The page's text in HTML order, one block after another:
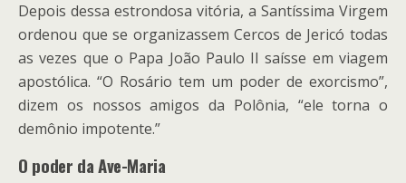
Depois dessa estrondosa vitória, a Santíssima Virgem
ordenou que se organizassem Cercos de Jericó todas
as vezes que o Papa João Paulo II saísse em viagem
apostólica. “O Rosário tem um poder de exorcismo”,
dizem os nossos amigos da Polônia, “ele torna o
demônio impotente.”
O poder da Ave-Maria